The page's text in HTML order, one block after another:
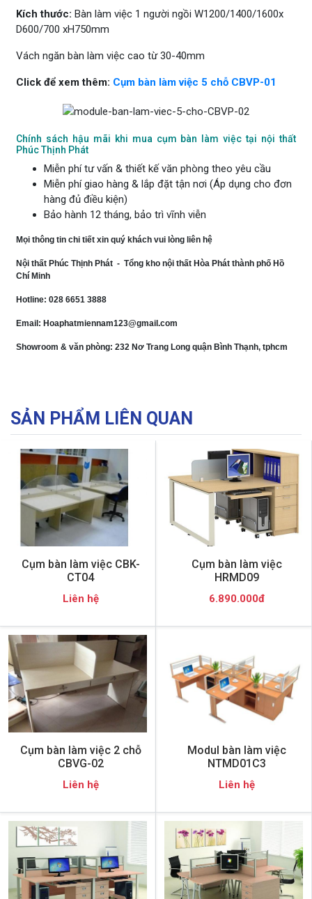
Kích thước: Bàn làm việc 1 người ngồi W1200/1400/1600x
D600/700 xH750mm
Vách ngăn bàn làm việc cao từ 30-40mm
Click để xem thêm: Cụm bàn làm việc 5 chỗ CBVP-01
Chính sách hậu mãi khi mua cụm bàn làm việc tại nội thất
Phúc Thịnh Phát
Miễn phí tư vấn & thiết kế văn phòng theo yêu cầu
Miễn phí giao hàng & lắp đặt tận nơi (Áp dụng cho đơn
hàng đủ điều kiện)
Bảo hành 12 tháng, bảo trì vĩnh viễn
Mọi thông tin chi tiết xin quý khách vui lòng liên hệ
Nội thất Phúc Thịnh Phát - Tổng kho nội thất Hòa Phát thành phố Hồ
Chí Minh
Hotline: 028 6651 3888
Email: Hoaphatmiennam123@gmail.com
Showroom & văn phòng: 232 Nơ Trang Long quận Bình Thạnh, tphcm
SẢN PHẨM LIÊN QUAN
Cụm bàn làm việc CBK-
CT04
Liên hệ
Cụm bàn làm việc
HRMD09
6.890.000đ
Cụm bàn làm việc 2 chỗ
CBVG-02
Liên hệ
Modul bàn làm việc
NTMD01C3
Liên hệ